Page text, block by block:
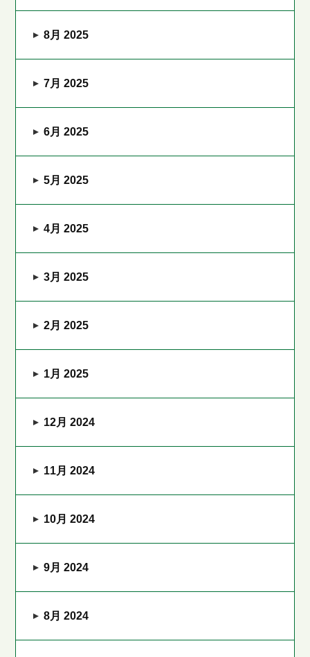
8月 2025
7月 2025
6月 2025
5月 2025
4月 2025
3月 2025
2月 2025
1月 2025
12月 2024
11月 2024
10月 2024
9月 2024
8月 2024